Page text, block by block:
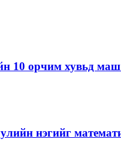
10 орчим хувьд
нэгийг